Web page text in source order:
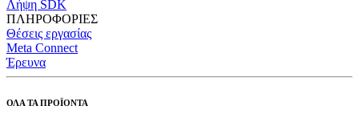
Λήψη SDK
ΠΛΗΡΟΦΟΡΙΕΣ
Θέσεις εργασίας
Meta Connect
Έρευνα
ΟΛΑ ΤΑ ΠΡΟΪΟΝΤΑ